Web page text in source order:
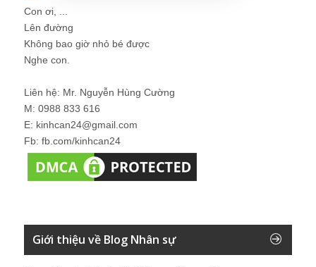
Con ơi, ...
Lên đường
Không bao giờ nhỏ bé được
Nghe con.
Liên hệ: Mr. Nguyễn Hùng Cường
M: 0988 833 616
E: kinhcan24@gmail.com
Fb: fb.com/kinhcan24
Giới thiệu về Blog Nhân sự